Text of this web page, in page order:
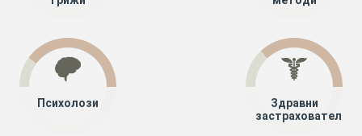
Психолози
Здравни
застрахователи